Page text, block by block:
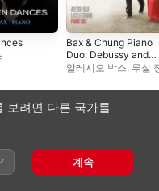
Bax & Chung Piano
Duo: Debussy and
Ravel for Two
알레시오 박스, 루실
보려면 다른 국가를
계속